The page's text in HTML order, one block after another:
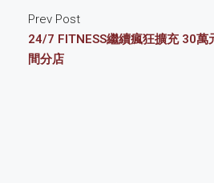
Prev Post
24/7 FITNESS繼續瘋狂擴充 30萬
間分店